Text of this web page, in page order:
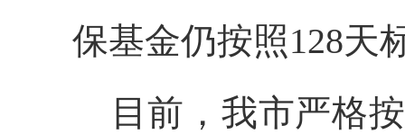
保基金仍按照128天
目前，我市严格